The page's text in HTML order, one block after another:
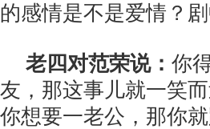
的感情是不是爱情？
老四对范荣说： 你
友，那这事儿就一笑
你想要一老公，那你